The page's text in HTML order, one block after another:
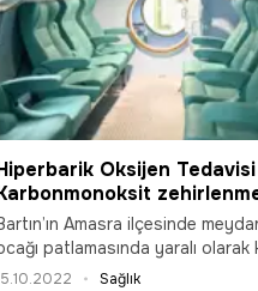
Oksijen
Oksijen Tedavisi
Amasra ilçesinde
patlamasında yaralı olarak
Hiperbarik Oksijen
Sağlık